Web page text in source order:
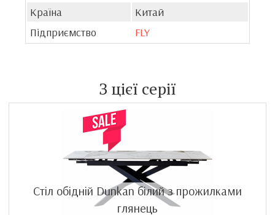
Країна
Китай
Підприємство
FLY
З цієї серії
Стіл обідній Dunkan білий з прожилками
глянець